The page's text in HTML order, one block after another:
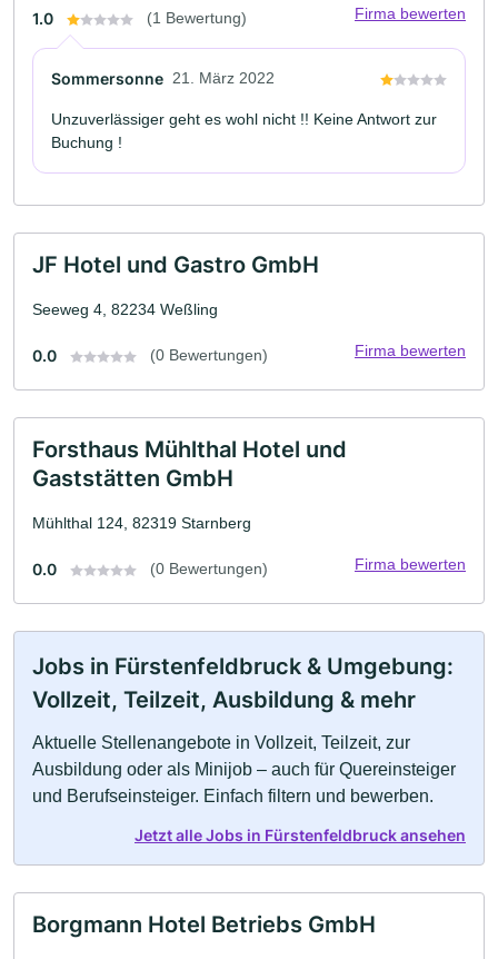
1.0 (1 Bewertung) Firma bewerten
Sommersonne 21. März 2022
Unzuverlässiger geht es wohl nicht !! Keine Antwort zur
Buchung !
JF Hotel und Gastro GmbH
Seeweg 4, 82234 Weßling
0.0 (0 Bewertungen) Firma bewerten
Forsthaus Mühlthal Hotel und
Gaststätten GmbH
Mühlthal 124, 82319 Starnberg
0.0 (0 Bewertungen) Firma bewerten
Jobs in Fürstenfeldbruck & Umgebung:
Vollzeit, Teilzeit, Ausbildung & mehr
Aktuelle Stellenangebote in Vollzeit, Teilzeit, zur
Ausbildung oder als Minijob – auch für Quereinsteiger
und Berufseinsteiger. Einfach filtern und bewerben.
Jetzt alle Jobs in Fürstenfeldbruck ansehen
Borgmann Hotel Betriebs GmbH